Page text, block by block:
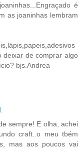
é
as joaninhas lembram
deixar de comprar algo
bjs.Andrea
sempre! E olha, achei
craft..o meu tbém
mas aos poucos vai